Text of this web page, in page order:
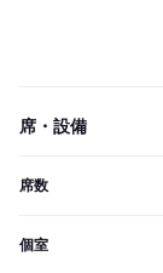
席・設備
席数
個室